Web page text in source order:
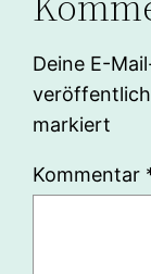
Deine E-
markiert
Kommentar